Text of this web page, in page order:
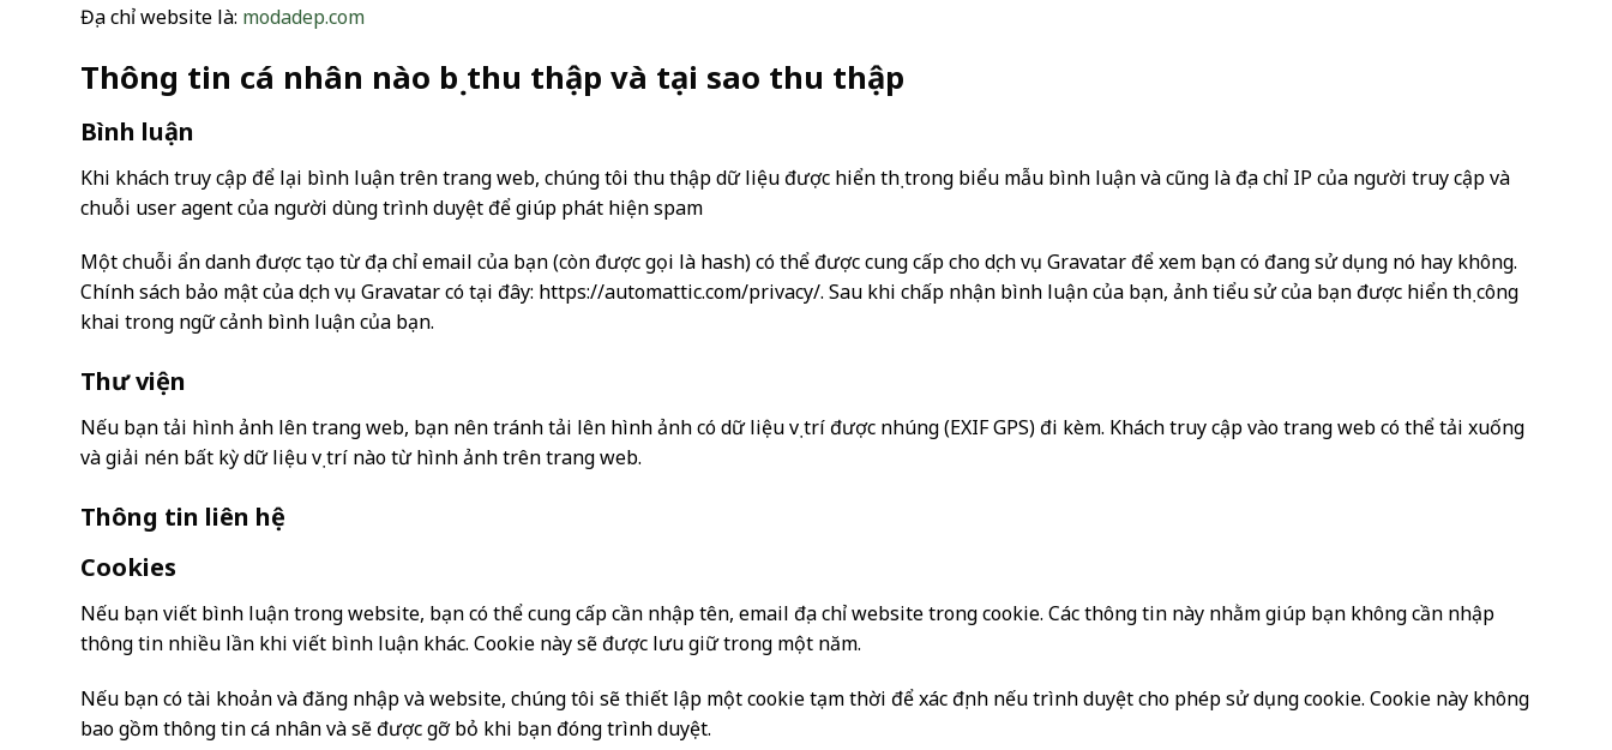
Địa chỉ website là: modadep.com
Thông tin cá nhân nào bị thu thập và tại sao thu thập
Bình luận
Khi khách truy cập để lại bình luận trên trang web, chúng tôi thu thập dữ liệu được hiển thị trong biểu mẫu bình luận và cũng là địa chỉ IP của người truy cập và
chuỗi user agent của người dùng trình duyệt để giúp phát hiện spam
Một chuỗi ẩn danh được tạo từ địa chỉ email của bạn (còn được gọi là hash) có thể được cung cấp cho dịch vụ Gravatar để xem bạn có đang sử dụng nó hay không.
Chính sách bảo mật của dịch vụ Gravatar có tại đây: https://automattic.com/privacy/. Sau khi chấp nhận bình luận của bạn, ảnh tiểu sử của bạn được hiển thị công
khai trong ngữ cảnh bình luận của bạn.
Thư viện
Nếu bạn tải hình ảnh lên trang web, bạn nên tránh tải lên hình ảnh có dữ liệu vị trí được nhúng (EXIF GPS) đi kèm. Khách truy cập vào trang web có thể tải xuống
và giải nén bất kỳ dữ liệu vị trí nào từ hình ảnh trên trang web.
Thông tin liên hệ
Cookies
Nếu bạn viết bình luận trong website, bạn có thể cung cấp cần nhập tên, email địa chỉ website trong cookie. Các thông tin này nhằm giúp bạn không cần nhập
thông tin nhiều lần khi viết bình luận khác. Cookie này sẽ được lưu giữ trong một năm.
Nếu bạn có tài khoản và đăng nhập và website, chúng tôi sẽ thiết lập một cookie tạm thời để xác định nếu trình duyệt cho phép sử dụng cookie. Cookie này không
bao gồm thông tin cá nhân và sẽ được gỡ bỏ khi bạn đóng trình duyệt.